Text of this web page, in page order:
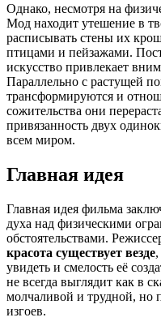
Однако, несмотря на
Мод находит утешение в
расписывать стены их
птицами и пейзажами.
искусство привлекает
Параллельно с растущей
трансформируются и
сожительства они
привязанность двух
всем миром.
Главная идея
Главная идея фильма
духа над физическими
обстоятельствами.
красота существует везде
увидеть и смелость её
не всегда выглядит как в
молчаливой и трудной, но
изгоев.